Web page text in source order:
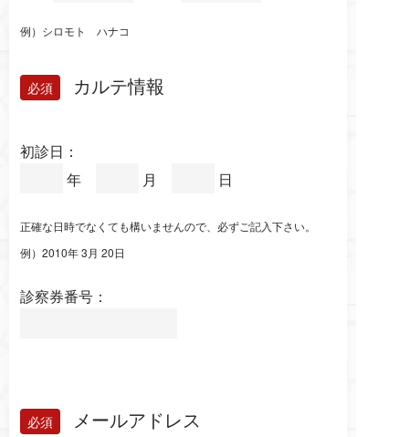
例）シロモト ハナコ
カルテ情報
初診日：
年
月 日
正確な日時でなくても構いませんので、必ずご記入下さい。
例）2010年 3月 20日
診察券番号：
メールアドレス